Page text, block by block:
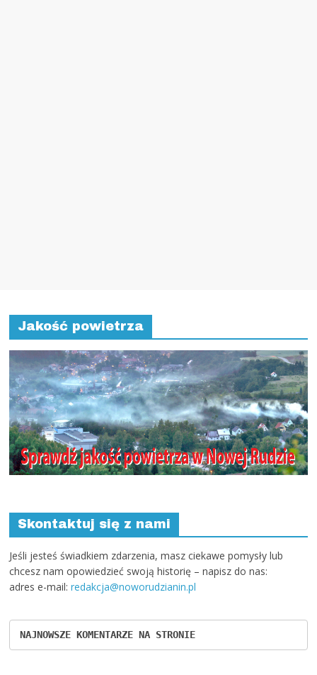
Jakość powietrza
Skontaktuj się z nami
Jeśli jesteś świadkiem zdarzenia, masz ciekawe pomysły lub
chcesz nam opowiedzieć swoją historię – napisz do nas:
adres e-mail:redakcja@noworudzianin.pl
NAJNOWSZE KOMENTARZE NA STRONIE